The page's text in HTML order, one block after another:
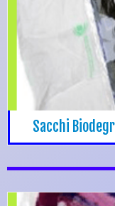
Sacchi